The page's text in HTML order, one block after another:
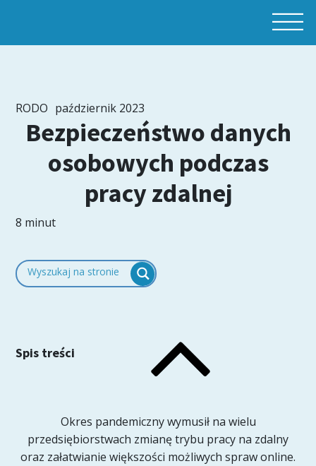
RODO październik 2023
Bezpieczeństwo danych
osobowych podczas
pracy zdalnej
8 minut
Spis treści
Okres pandemiczny wymusił na wielu
przedsiębiorstwach zmianę trybu pracy na zdalny
oraz załatwianie większości możliwych spraw online.